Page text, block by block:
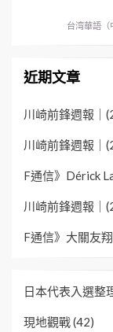
台湾華語（
近期文章
川崎前鋒週報
川崎前鋒週報
F通信》Dérick
川崎前鋒週報
F通信》大關友翔
日本代表入選整
現地觀戰(42)